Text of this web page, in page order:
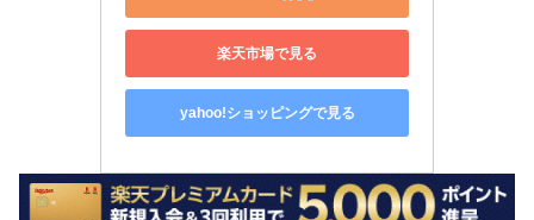
楽天市場で見る
yahoo!ショッピングで見る